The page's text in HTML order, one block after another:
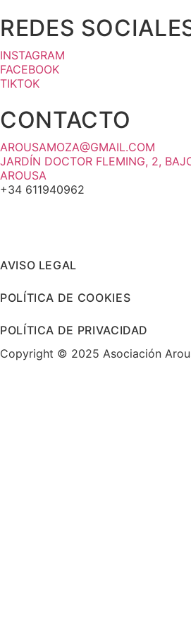
REDES
INSTAGRAM
FACEBOOK
TIKTOK
CONTACTO
AROUSAMOZA@GMAIL.COM
JARDÍN DOCTOR FLEMING, 2,
AROUSA
+34 611940962
AVISO LEGAL
POLÍTICA DE COOKIES
POLÍTICA DE PRIVACIDAD
Copyright © 2025 Asociación